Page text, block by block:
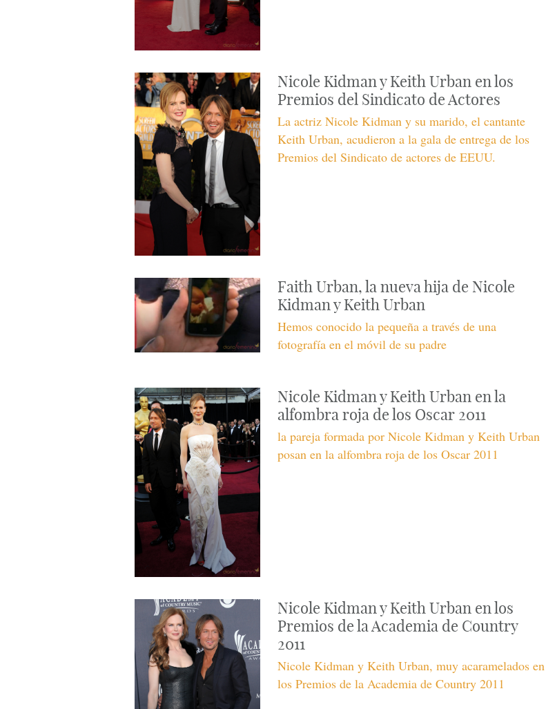
Nicole Kidman y Keith Urban en los
Premios del Sindicato de Actores
La actriz Nicole Kidman y su marido, el cantante
Keith Urban, acudieron a la gala de entrega de los
Premios del Sindicato de actores de EEUU.
Faith Urban, la nueva hija de Nicole
Kidman y Keith Urban
Hemos conocido la pequeña a través de una
fotografía en el móvil de su padre
Nicole Kidman y Keith Urban en la
alfombra roja de los Oscar 2011
la pareja formada por Nicole Kidman y Keith Urban
posan en la alfombra roja de los Oscar 2011
Nicole Kidman y Keith Urban en los
Premios de la Academia de Country
2011
Nicole Kidman y Keith Urban, muy acaramelados en
los Premios de la Academia de Country 2011